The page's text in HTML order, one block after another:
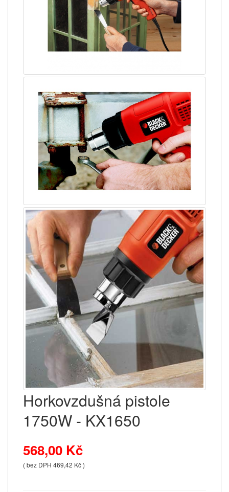
Horkovzdušná pistole
1750W - KX1650
568,00 Kč
( bez DPH 469,42 Kč )